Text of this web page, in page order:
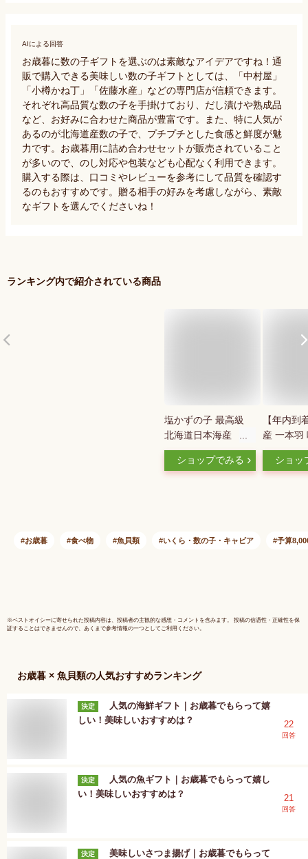
AIによる回答
お歳暮に数の子ギフトを選ぶのは素敵なアイデアですね！通
販で購入できる美味しい数の子ギフトとしては、「中村屋」
「小樽かね丁」「佐藤水産」などの専門店が信頼できます。
それぞれ高品質な数の子を手掛けており、だし漬けや熟成品
など、お好みに合わせた商品が豊富です。また、特に人気が
あるのが北海道産数の子で、プチプチとした食感と鮮度が魅
力です。お歳暮用に詰め合わせセットが販売されていること
が多いので、のし対応や包装なども心配なく利用できます。
購入する際は、口コミやレビューを参考にして品質を確認す
るのもおすすめです。贈る相手の好みを考慮しながら、素敵
なギフトを選んでくださいね！
ランキング内で紹介されている商品
塩かずの子 最高級
北海道日本海産
500g 送料無料 数の
子 塩数の子 かずの
冷蔵
ショップでみる
【年内到
産 一本羽
の子 5〜8
漬 300g
お正月
ショッ
お歳暮 食べ物 魚貝類 いくら・数の子・キャビア 予算
※ベストオイシーに寄せられた投稿内容は、投稿者の主観的な感想・コメントを含みます。 投稿の信憑性・正確性を保
証することはできませんので、あくまで参考情報の一つとしてご利用ください。
お歳暮 × 魚貝類の人気おすすめランキング
決定
人気の海鮮ギフト｜お歳暮でもらって嬉
しい！美味しいおすすめは？
22
回答
決定
人気の魚ギフト｜お歳暮でもらって嬉し
い！美味しいおすすめは？
21
回答
決定
美味しいさつま揚げ｜お歳暮でもらって